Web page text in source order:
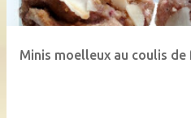
Minis moelleux au coulis